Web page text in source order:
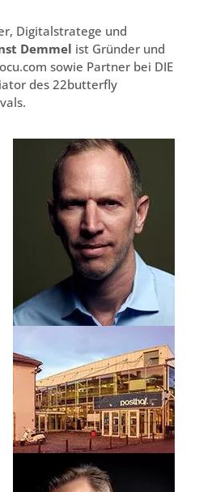
Digitalstratege und
Demmel ist Gründer und
sowie Partner bei DIE
des 22butterfly